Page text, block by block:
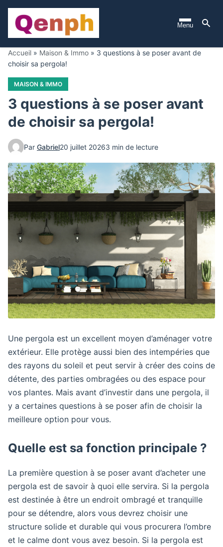
Aller
contenu
Menu
Accueil » Maison & Immo » 3 questions à se poser avant de
choisir sa pergola!
MAISON & IMMO
3 questions à se poser avant
de choisir sa pergola!
Par Gabriel20 juillet 20263 min de lecture
Une pergola est un excellent moyen d’aménager votre
extérieur. Elle protège aussi bien des intempéries que
des rayons du soleil et peut servir à créer des coins de
détente, des parties ombragées ou des espace pour
vos plantes. Mais avant d’investir dans une pergola, il
y a certaines questions à se poser afin de choisir la
meilleure option pour vous.
Quelle est sa fonction principale ?
La première question à se poser avant d’acheter une
pergola est de savoir à quoi elle servira. Si la pergola
est destinée à être un endroit ombragé et tranquille
pour se détendre, alors vous devrez choisir une
structure solide et durable qui vous procurera l’ombre
et le calme dont vous avez besoin. Si la pergola est